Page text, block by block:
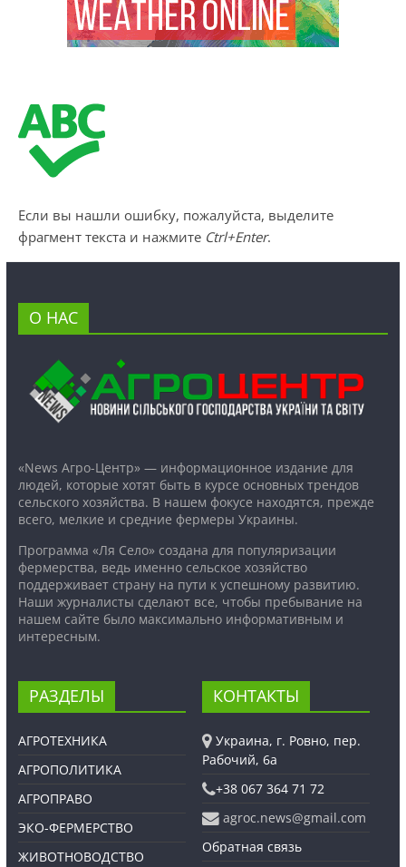
Если вы нашли ошибку, пожалуйста, выделите
фрагмент текста и нажмите Ctrl+Enter.
О НАС
«News Агро-Центр» — информационное издание для
людей, которые хотят быть в курсе основных трендов
сельского хозяйства. В нашем фокусе находятся, прежде
всего, мелкие и средние фермеры Украины.
Программа «Ля Село» создана для популяризации
фермерства, ведь именно сельское хозяйство
поддерживает страну на пути к успешному развитию.
Наши журналисты сделают все, чтобы пребывание на
нашем сайте было максимально информативным и
интересным.
РАЗДЕЛЫ
АГРОТЕХНИКА
АГРОПОЛИТИКА
АГРОПРАВО
ЭКО-ФЕРМЕРСТВО
ЖИВОТНОВОДСТВО
КОНТАКТЫ
Украина, г. Ровно, пер.
Рабочий, 6а
+38 067 364 71 72
agroc.news@gmail.com
Обратная связь